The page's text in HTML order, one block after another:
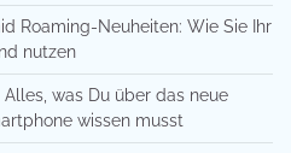
Roaming-Neuheiten: Wie Sie Ihr
nutzen
Alles, was Du über das neue
wissen musst